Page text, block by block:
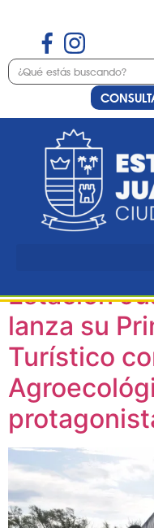
Estación
lanza su
Turístico